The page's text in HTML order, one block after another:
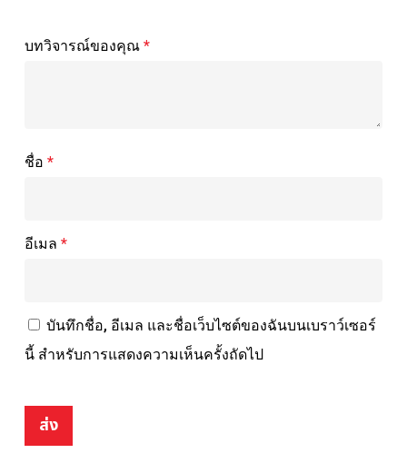
บทวิจารณ์ของคุณ *
ชื่อ *
อีเมล *
บันทึกชื่อ, อีเมล และชื่อเว็บไซต์ของฉันบนเบราว์เซอร์
นี้ สำหรับการแสดงความเห็นครั้งถัดไป